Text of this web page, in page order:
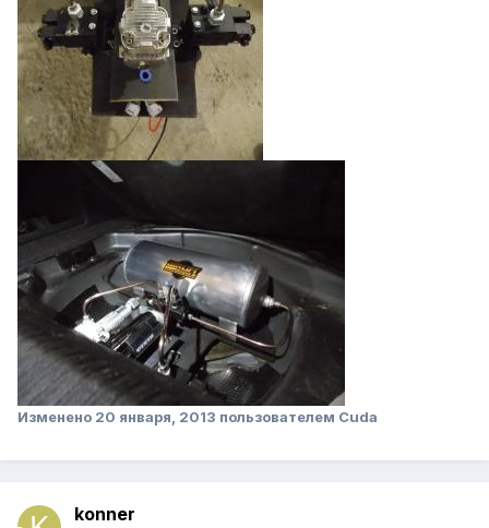
Изменено 20 января, 2013 пользователем Cuda
konner